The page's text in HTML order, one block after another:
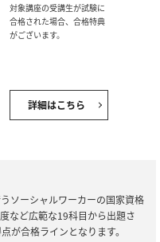
対象講座の受講生が試験に
合格された場合、合格特典
がございます。
詳細はこちら
ソーシャルワーカーの国家資格
など広範な19科目から出題さ
が合格ラインとなります。